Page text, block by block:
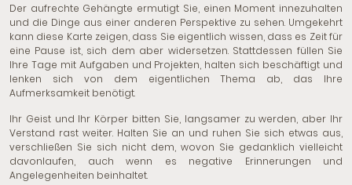
Der aufrechte Gehängte ermutigt Sie, einen Moment innezuhalten
und die Dinge aus einer anderen Perspektive zu sehen. Umgekehrt
kann diese Karte zeigen, dass Sie eigentlich wissen, dass es Zeit für
eine Pause ist, sich dem aber widersetzen. Stattdessen füllen Sie
Ihre Tage mit Aufgaben und Projekten, halten sich beschäftigt und
lenken sich von dem eigentlichen Thema ab, das Ihre
Aufmerksamkeit benötigt.
Ihr Geist und Ihr Körper bitten Sie, langsamer zu werden, aber Ihr
Verstand rast weiter. Halten Sie an und ruhen Sie sich etwas aus,
verschließen Sie sich nicht dem, wovon Sie gedanklich vielleicht
davonlaufen, auch wenn es negative Erinnerungen und
Angelegenheiten beinhaltet.